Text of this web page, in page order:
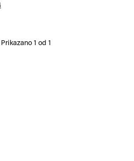
Prikazano 1 od 1